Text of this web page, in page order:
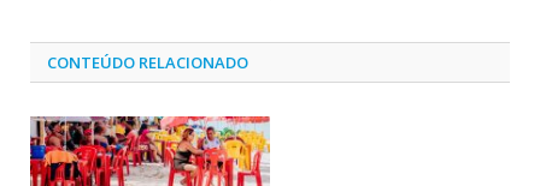
CONTEÚDO RELACIONADO